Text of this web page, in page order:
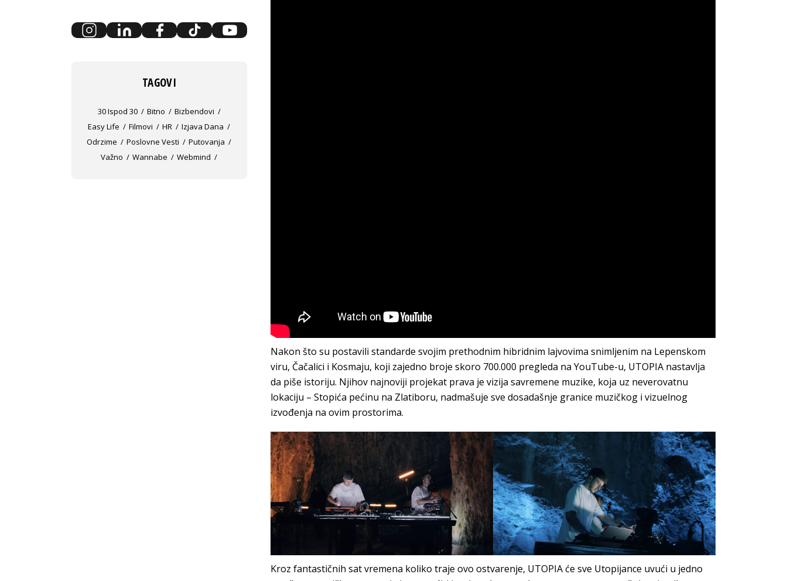
Nakon što su postavili standarde svojim prethodnim hibridnim lajvovima snimljenim na Lepenskom
viru, Čačalici i Kosmaju, koji zajedno broje skoro 700.000 pregleda na YouTube-u, UTOPIA nastavlja
da piše istoriju. Njihov najnoviji projekat prava je vizija savremene muzike, koja uz neverovatnu
lokaciju – Stopića pećinu na Zlatiboru, nadmašuje sve dosadašnje granice muzičkog i vizuelnog
izvođenja na ovim prostorima.
Kroz fantastičnih sat vremena koliko traje ovo ostvarenje, UTOPIA će sve Utopijance uvući u jedno
TAGOVI
30 Ispod 30 Bitno
Bizbendovi
Easy Life
Filmovi HR
Izjava Dana
Odrzime
Poslovne Vesti
Putovanja
Važno
Wannabe Webmind